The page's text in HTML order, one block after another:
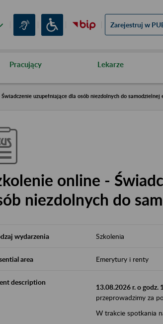
Zarejestruj w
Pracujący Lekarze
uzupełniające dla osób niezdolnych do samodzielnej
online -
niezdolnych do
wydarzenia Szkolenia
area Emerytury i renty
description
13.08.2026 r. o godz.
przeprowadzimy za
W trakcie spotkania